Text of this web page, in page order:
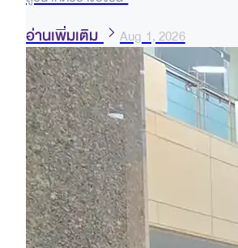
อ่านเพิ่มเติม Aug 1, 2026